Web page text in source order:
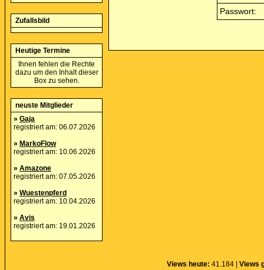
Zufallsbild
Heutige Termine
Ihnen fehlen die Rechte
dazu um den Inhalt dieser
Box zu sehen.
neuste Mitglieder
» Gaja
registriert am: 06.07.2026
» MarkoFlow
registriert am: 10.06.2026
» Amazone
registriert am: 07.05.2026
» Wuestenpferd
registriert am: 10.04.2026
» Avis
registriert am: 19.01.2026
Passwort:
Views heute: 41.184 | Views